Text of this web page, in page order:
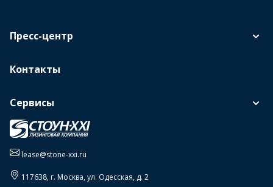
Пресс-центр
Контакты
Сервисы
lease@stone-xxi.ru
117638, г. Москва,ул. Одесская, д. 2